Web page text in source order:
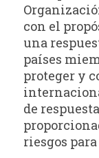
con el
una
países
proteger y
de
riesgos